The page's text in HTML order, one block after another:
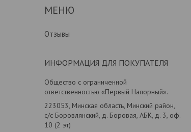
Отзывы
ИНФОРМАЦИЯ ДЛЯ ПОКУПАТЕЛЯ
Общество с ограниченной
ответственностью «Первый Напорный».
223053, Минская область, Минский район,
с/с Боровлянский, д. Боровая, АБК, д. 3, оф.
10 (2 эт)